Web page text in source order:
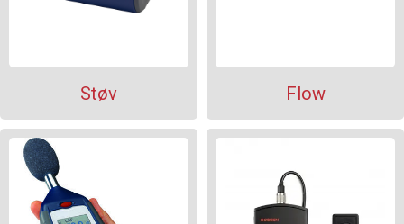
Støv Flow